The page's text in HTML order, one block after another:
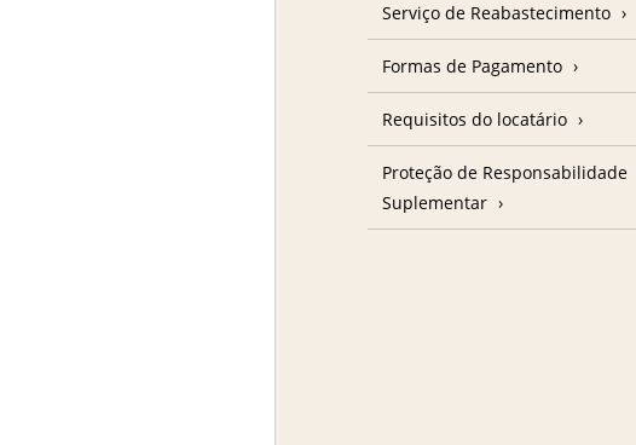
Serviço de Reabastecimento
Formas de Pagamento
Requisitos do locatário
Proteção de Responsabilidade
Suplementar